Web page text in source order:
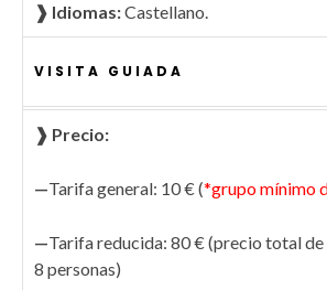
❱ Idiomas:Castellano.
VISITA GUIADA
❱ Precio:
—Tarifa general: 10 € (*grupo mínimo
—Tarifa reducida: 80 € (precio total
8 personas)